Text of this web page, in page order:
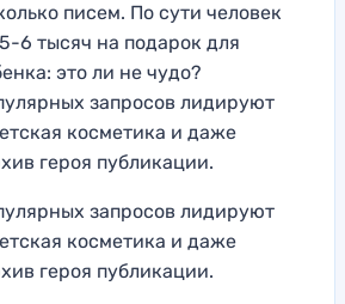
писем. По сути человек
6 тысяч на подарок для
это ли не чудо?
запросов лидируют
косметика и даже
героя публикации.
запросов лидируют
косметика и даже
героя публикации.